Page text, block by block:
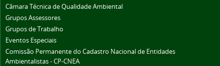
Câmara Técnica de Qualidade Ambiental
Grupos Assessores
Grupos de Trabalho
Eventos Especiais
Comissão Permanente do Cadastro Nacional de Entidades
Ambientalistas - CP-CNEA